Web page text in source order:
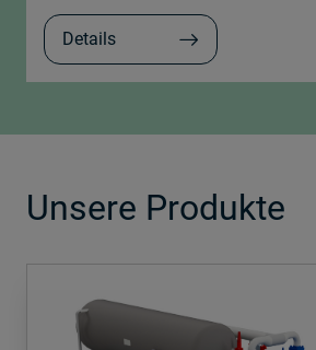
Details
Unsere Produkte